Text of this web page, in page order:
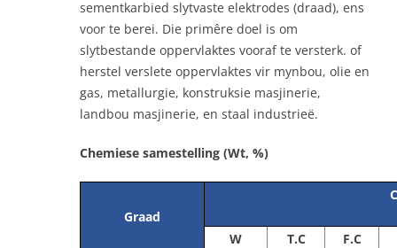
sementkarbied slytvaste elektrodes (draad), ens
voor te berei. Die primêre doel is om
slytbestande oppervlaktes vooraf te versterk. of
herstel verslete oppervlaktes vir mynbou, olie en
gas, metallurgie, konstruksie masjinerie,
landbou masjinerie, en staal industrieë.
Chemiese samestelling (Wt, %)
Graad
W T.C F.C